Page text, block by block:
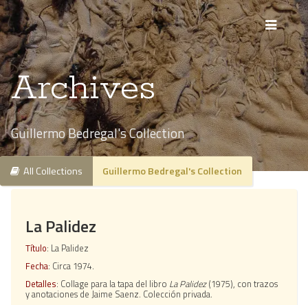
Archives
Guillermo Bedregal's Collection
All Collections Guillermo Bedregal's Collection
La Palidez
Título: La Palidez
Fecha: Circa 1974.
Detalles: Collage para la tapa del libro La Palidez(1975), con trazos
y anotaciones de Jaime Saenz. Colección privada.